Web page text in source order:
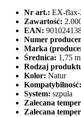
Nr art.: EX-flax-
Zawartość:
EAN:
Numer
Marka
Średnica: 1,75
Rodzaj
Kolor: Natur
Kompatybilność:
System: szpula
Zalecana
Zalecana